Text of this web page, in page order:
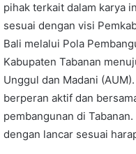
pihak terkait dalam karya
sesuai dengan visi
Bali melalui Pola
Kabupaten Tabanan
Unggul dan Madani
berperan aktif dan
pembangunan di
dengan lancar sesuai